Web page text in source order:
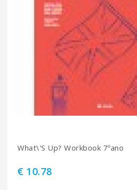
What\'S Up? Workbook 7ºano
€ 10.78